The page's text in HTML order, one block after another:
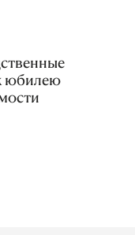
юбилею